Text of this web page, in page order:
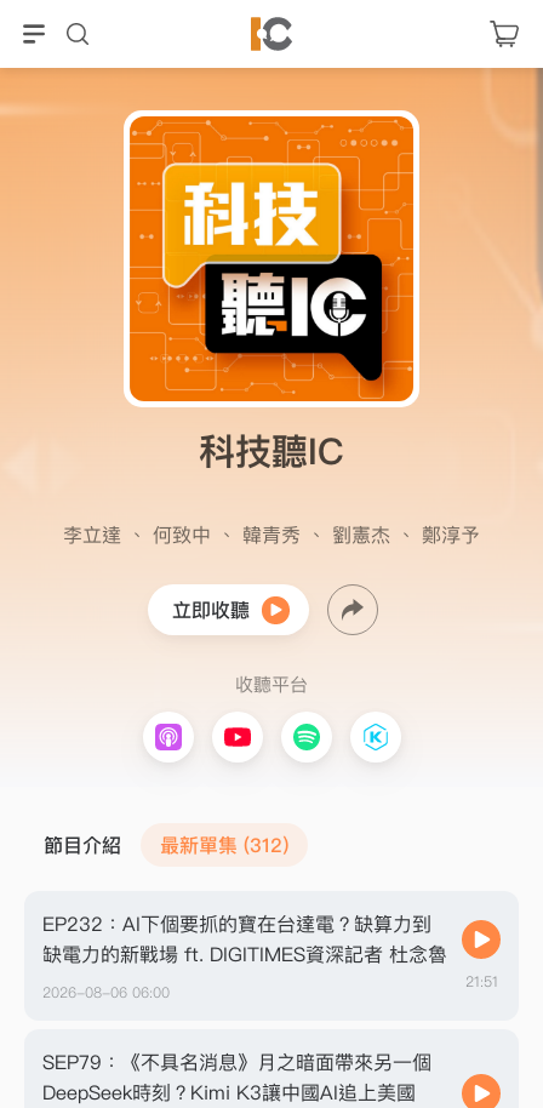
科技聽IC
李立達 、 何致中 、 韓青秀 、 劉憲杰 、 鄭淳予
立即收聽
收聽平台
節目介紹 最新單集 (312)
EP232：AI下個要抓的寶在台達電？缺算力到
缺電力的新戰場 ft. DIGITIMES資深記者 杜念魯
2026-08-06 06:00
21:51
SEP79：《不具名消息》月之暗面帶來另一個
DeepSeek時刻？Kimi K3讓中國AI追上美國